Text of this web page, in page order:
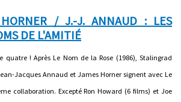
/ J.-J. ANNAUD : LES
DE L'AMITIÉ
quatre ! Après Le Nom de la Rose (1986), Stalingrad
Jacques Annaud et James Horner signent avec Le
collaboration. Excepté Ron Howard (6 films) et Joe